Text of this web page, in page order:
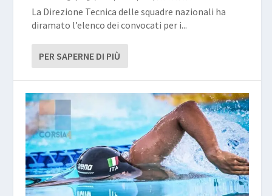
La Direzione Tecnica delle squadre nazionali ha
diramato l’elenco dei convocati per i...
PER SAPERNE DI PIÙ